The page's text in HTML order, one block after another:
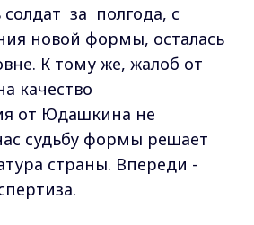
солдат за полгода, с
новой формы, осталась
К тому же, жалоб от
качество
от Юдашкина не
судьбу формы решает
страны. Впереди -